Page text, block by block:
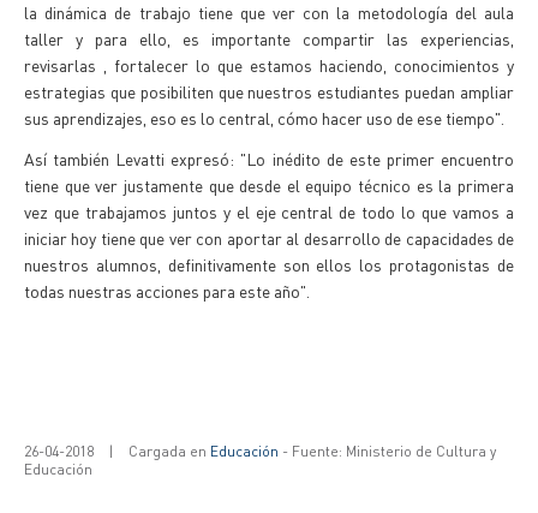
la dinámica de trabajo tiene que ver con la metodología del aula
taller y para ello, es importante compartir las experiencias,
revisarlas , fortalecer lo que estamos haciendo, conocimientos y
estrategias que posibiliten que nuestros estudiantes puedan ampliar
sus aprendizajes, eso es lo central, cómo hacer uso de ese tiempo".
Así también Levatti expresó: "Lo inédito de este primer encuentro
tiene que ver justamente que desde el equipo técnico es la primera
vez que trabajamos juntos y el eje central de todo lo que vamos a
iniciar hoy tiene que ver con aportar al desarrollo de capacidades de
nuestros alumnos, definitivamente son ellos los protagonistas de
todas nuestras acciones para este año".
26-04-2018 | Cargada en Educación - Fuente: Ministerio de Cultura y
Educación